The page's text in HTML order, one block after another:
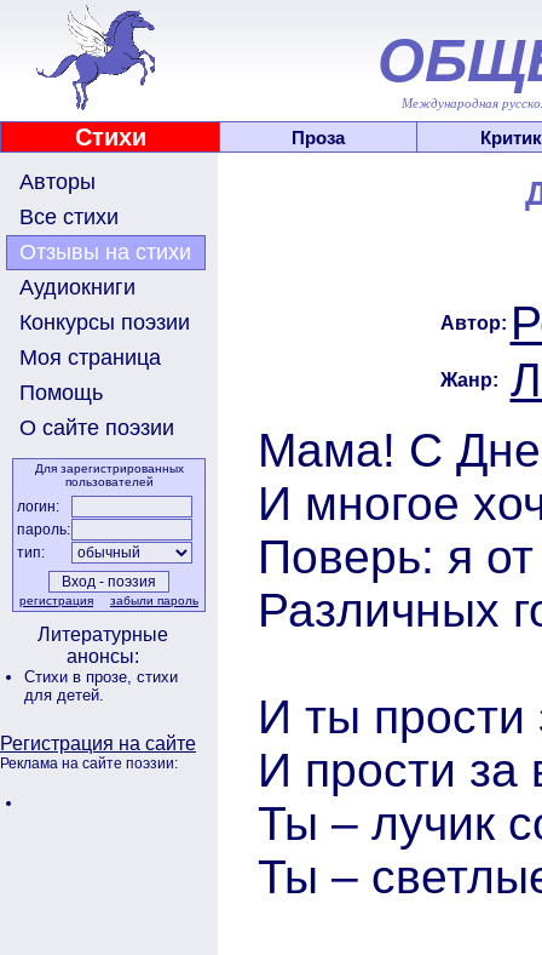
Международная
Стихи Проза
Авторы
Все стихи
Отзывы на стихи
Аудиокниги
Конкурсы поэзии
Моя страница
Помощь
О сайте поэзии
Для зарегистрированных
пользователей
логин:
пароль:
тип:
регистрация забыли пароль
Литературные
анонсы:
Стихи в прозе, стихи
для детей.
Регистрация на сайте
Реклама на сайте поэзии:
Автор:
Жанр:
Мама! С
И многое
Поверь: я
Различных
И ты прости
И прости за
Ты – лучик
Ты –